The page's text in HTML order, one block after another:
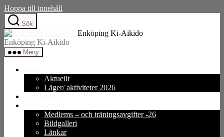
Hoppa till innehåll
Sök
Enköping Ki-Aikido
Enköping Ki-Aikido
Meny
Aktuellt
Läger/ aktiviteter 2026
Medlems – och träningsavgifter -26
Bildgalleri
Länkar